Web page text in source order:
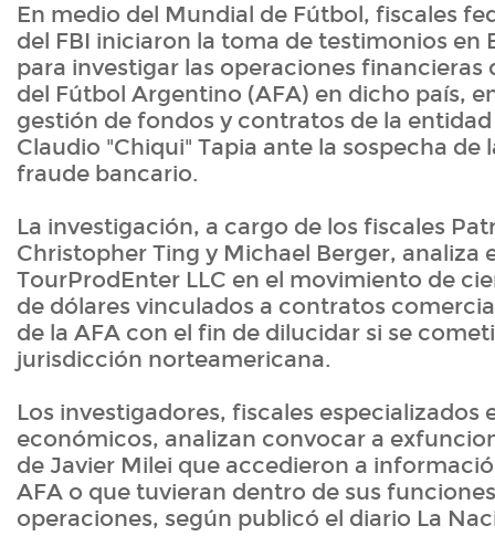
En medio del Mundial de Fútbol, fiscales
del FBI iniciaron la toma de testimonios en
para investigar las operaciones financieras
del Fútbol Argentino (AFA) en dicho país,
gestión de fondos y contratos de la
Claudio "Chiqui" Tapia ante la sospecha de
fraude bancario.
La investigación, a cargo de los fiscales
Christopher Ting y Michael Berger, analiza
TourProdEnter LLC en el movimiento de
de dólares vinculados a contratos
de la AFA con el fin de dilucidar si se
jurisdicción norteamericana.
Los investigadores, fiscales especializados
económicos, analizan convocar a
de Javier Milei que accedieron a
AFA o que tuvieran dentro de sus
operaciones, según publicó el diario La